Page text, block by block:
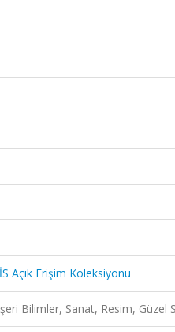
Açık Erişim Koleksiyonu
Bilimler, Sanat, Resim, Güzel